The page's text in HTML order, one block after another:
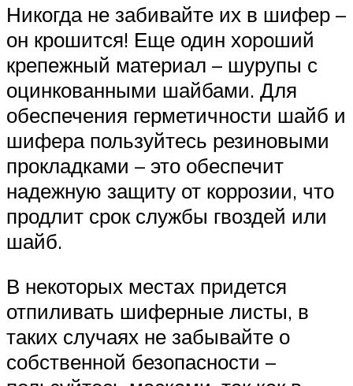
Никогда не забивайте их в шифер –
он крошится! Еще один хороший
крепежный материал – шурупы с
оцинкованными шайбами. Для
обеспечения герметичности шайб и
шифера пользуйтесь резиновыми
прокладками – это обеспечит
надежную защиту от коррозии, что
продлит срок службы гвоздей или
шайб.
В некоторых местах придется
отпиливать шиферные листы, в
таких случаях не забывайте о
собственной безопасности –